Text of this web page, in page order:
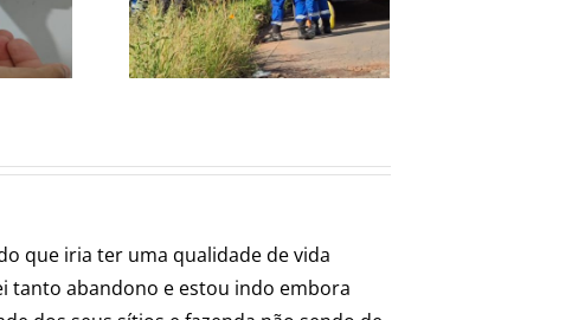
EM
CONSTANTES DE
ENERGIA EM
que iria ter uma qualidade de vida
tanto abandono e estou indo embora